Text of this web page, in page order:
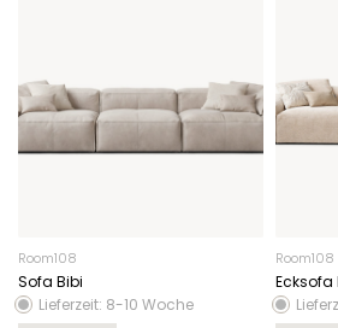
Room108
Sofa Bibi
Lieferzeit: 8-10 Woche
Room108
Ecksofa